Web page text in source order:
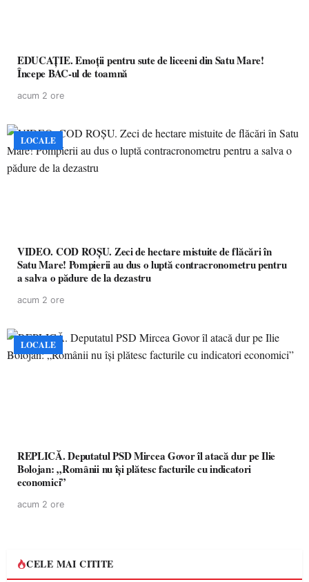
EDUCAȚIE. Emoții pentru sute de liceeni din Satu Mare!
Începe BAC-ul de toamnă
acum 2 ore
LOCALE
VIDEO. COD ROȘU. Zeci de hectare mistuite de flăcări în
Satu Mare! Pompierii au dus o luptă contracronometru pentru
a salva o pădure de la dezastru
acum 2 ore
LOCALE
REPLICĂ. Deputatul PSD Mircea Govor îl atacă dur pe Ilie
Bolojan: „Românii nu își plătesc facturile cu indicatori
economici”
acum 2 ore
CELE MAI CITITE